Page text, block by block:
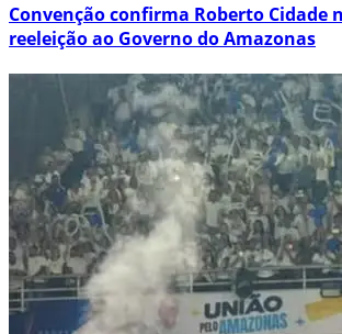
Convenção confirma Roberto Cidade
reeleição ao Governo do Amazonas